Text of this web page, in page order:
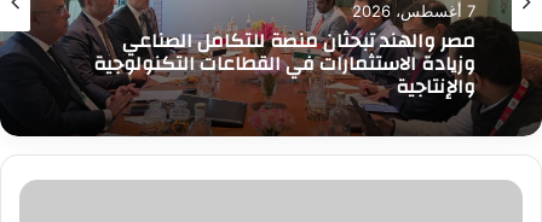
7 أغسطس، 2026
مصر والهند تبحثان منصة للتكامل الصناعي
وزيادة الاستثمارات في القطاعات التكنولوجية
والإنتاجية
السفارة